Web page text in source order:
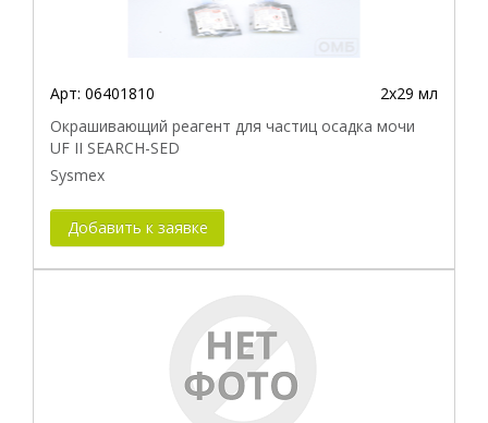
Арт: 06401810
2х29 мл
Окрашивающий реагент для частиц осадка мочи
UF II SEARCH-SED
Sysmex
Добавить к заявке